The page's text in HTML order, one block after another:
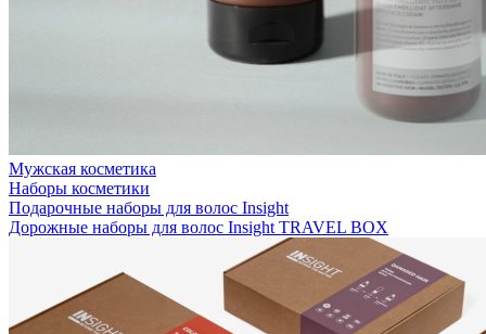
Мужская косметика
Наборы косметики
Подарочные наборы для волос Insight
Дорожные наборы для волос Insight TRAVEL BOX